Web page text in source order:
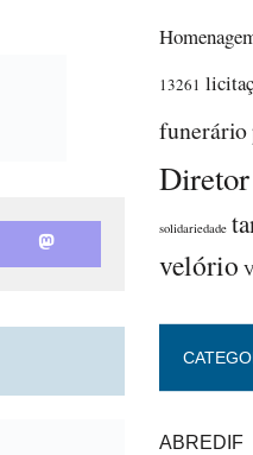
13261
funerário
solidariedade
velório
ABREDIF